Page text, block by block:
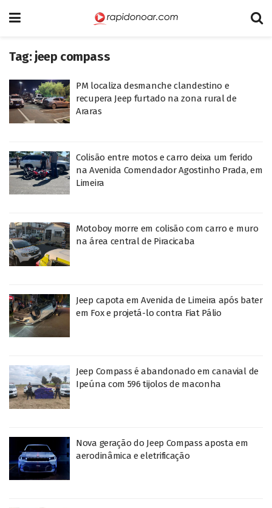
Tag: jeep compass
PM localiza desmanche clandestino e
recupera Jeep furtado na zona rural de
Araras
Colisão entre motos e carro deixa um ferido
na Avenida Comendador Agostinho Prada, em
Limeira
Motoboy morre em colisão com carro e muro
na área central de Piracicaba
Jeep capota em Avenida de Limeira após bater
em Fox e projetá-lo contra Fiat Pálio
Jeep Compass é abandonado em canavial de
Ipeúna com 596 tijolos de maconha
Nova geração do Jeep Compass aposta em
aerodinâmica e eletrificação